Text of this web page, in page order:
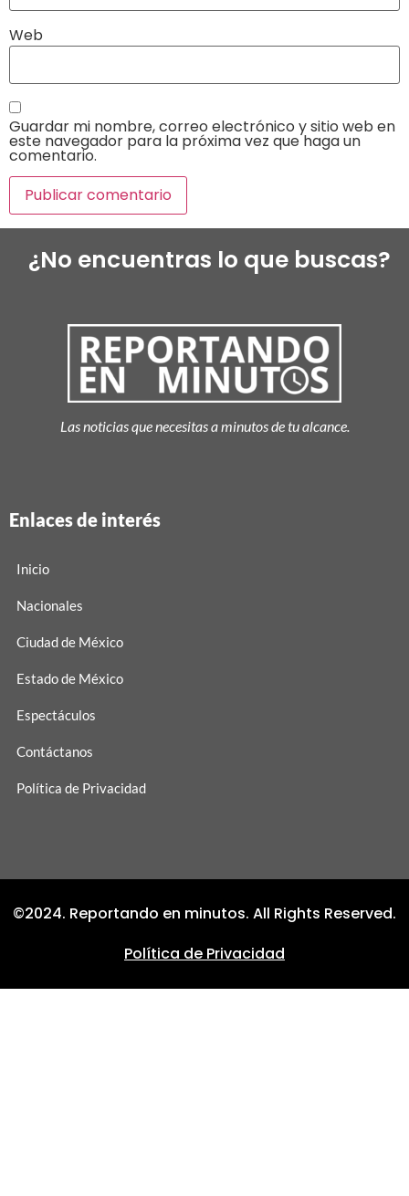
Web
Guardar mi nombre, correo electrónico y sitio web en
este navegador para la próxima vez que haga un
comentario.
¿No encuentras lo que buscas?
Las noticias que necesitas a minutos de tu alcance.
Enlaces de interés
Inicio
Nacionales
Ciudad de México
Estado de México
Espectáculos
Contáctanos
Política de Privacidad
©2024. Reportando en minutos. All Rights Reserved.
Política de Privacidad